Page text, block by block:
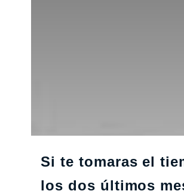
Si te tomaras el
los dos últimos